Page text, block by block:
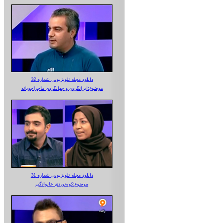
دانلود مجله تلویزیونی شماره 32
موضوع:ایرانگردی و جهانگردی ماجراجویانه
دانلود مجله تلویزیونی شماره 31
موضوع:کوه‌نوردی خانوادگی